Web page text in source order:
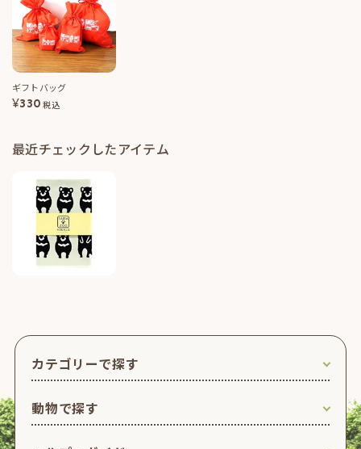
ギフトバッグ
¥330 税込
最近チェックしたアイテム
カテゴリーで探す
動物で探す